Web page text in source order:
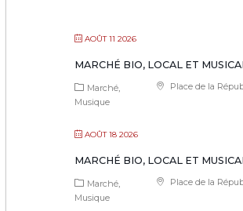
AOÛT 11 2026
MARCHÉ BIO, LOCAL ET
Place de la
Marché
Musique
AOÛT 18 2026
MARCHÉ BIO, LOCAL ET
Place de la
Marché
Musique